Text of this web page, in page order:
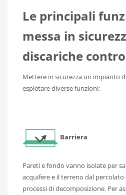
Le principali
messa in
discariche
Mettere in sicurezza un impianto
espletare diverse funzioni:
Barriera
Pareti e fondo vanno isolate per
acquifere e il terreno dal
processi di decomposizione. Per